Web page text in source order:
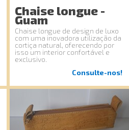
Chaise longue -
Guam
Chaise longue de design de luxo
com uma inovadora utilização da
cortiça natural, oferecendo por
isso um interior confortável e
exclusivo.
Consulte-nos!